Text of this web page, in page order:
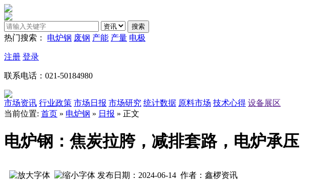
热门搜索： 电炉钢 废钢 产能 产量 电极
注册 登录
联系电话：021-50184980
市场资讯 行业政策 市场日报 市场研究 统计数据 原料市场 技术心得 设备展区
当前位置: 首页 » 电炉钢 » 日报 » 正文
电炉钢：焦炭拉胯，减排套路，电炉承压
发布日期：2024-06-14 作者：鑫椤资讯